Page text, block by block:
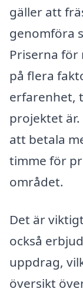
gäller att
genomföra
Priserna för
på flera
erfarenhet,
projektet
att betala
timme för
området.
Det är
också
uppdrag,
översikt